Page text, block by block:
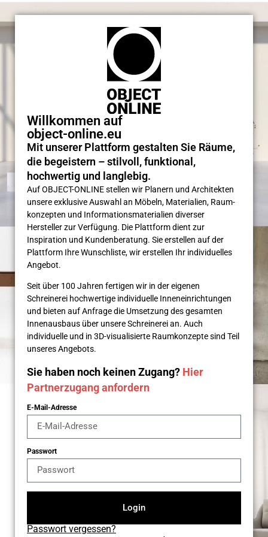
Willkommen auf
object-online.eu
Mit unserer Plattform gestalten Sie Räume,
die begeistern – stilvoll, funktional,
hochwertig und langlebig.
Auf OBJECT-ONLINE stellen wir Planern und Architekten
unsere exklusive Auswahl an Möbeln, Materialien, Raum­
konzepten und Informations­materialien diverser
Hersteller zur Verfügung. Die Plattform dient zur
Inspiration und Kunden­beratung. Sie erstellen auf der
Plattform Ihre Wunsch­liste, wir erstellen Ihr individuelles
Angebot.
Seit über 100 Jahren fertigen wir in der eigenen
Schreinerei hochwertige individuelle Inneneinrichtungen
und bieten auf Anfrage die Umsetzung des gesamten
Innenausbaus über unsere Schreinerei an. Auch
individuelle und in 3D-visualisierte Raumkonzepte sind Teil
unseres Angebots.
Sie haben noch keinen Zugang? Hier
Partnerzugang anfordern
E-Mail-Adresse
Passwort
Login
Passwort vergessen?